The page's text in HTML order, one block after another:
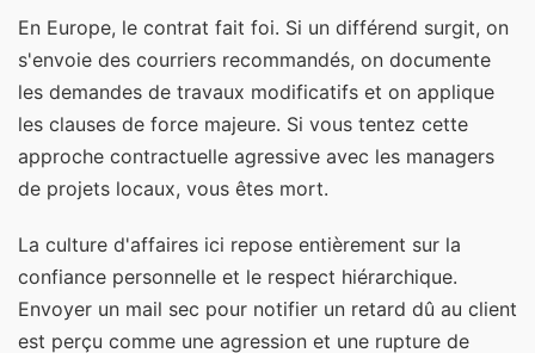
En Europe, le contrat fait foi. Si un différend surgit, on
s'envoie des courriers recommandés, on documente
les demandes de travaux modificatifs et on applique
les clauses de force majeure. Si vous tentez cette
approche contractuelle agressive avec les managers
de projets locaux, vous êtes mort.
La culture d'affaires ici repose entièrement sur la
confiance personnelle et le respect hiérarchique.
Envoyer un mail sec pour notifier un retard dû au client
est perçu comme une agression et une rupture de